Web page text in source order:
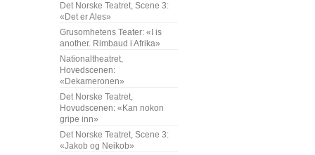
Det Norske Teatret, Scene 3:
«Det er Ales»
Grusomhetens Teater: «I is
another. Rimbaud i Afrika»
Nationaltheatret,
Hovedscenen:
«Dekameronen»
Det Norske Teatret,
Hovudscenen: «Kan nokon
gripe inn»
Det Norske Teatret, Scene 3:
«Jakob og Neikob»